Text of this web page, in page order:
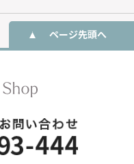
ページ先頭へ